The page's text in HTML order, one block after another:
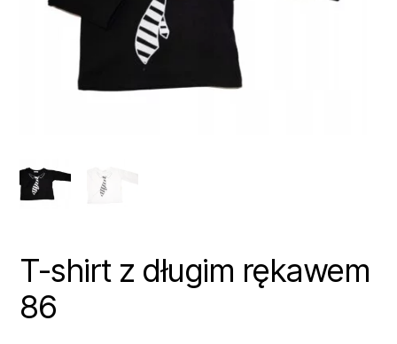
T-shirt z długim rękawem
86